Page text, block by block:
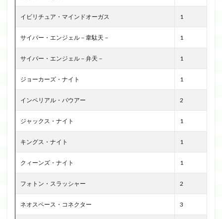
イビリチュア・マインドオーガス 1
サイバー・エンジェル－韋駄天－ 1
サイバー・エンジェル－弁天－ 1
ジョーカーズ・ナイト 1
インペリアル・バウアー 2
ジャックス・ナイト 1
キングス・ナイト 1
クィーンズ・ナイト 1
フォトン・スラッシャー 2
ネオスペース・コネクター 3